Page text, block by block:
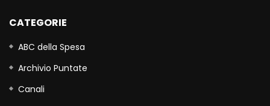
CATEGORIE
ABC della Spesa
Archivio Puntate
Canali